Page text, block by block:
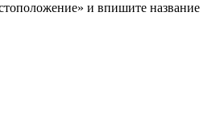
и впишите название